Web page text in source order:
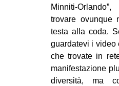
Minniti-
trovare ovunque
testa alla coda.
guardatevi i video
che trovate in
manifestazione
diversità, ma